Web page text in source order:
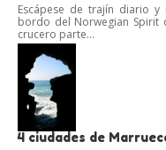
Escápese de trajín diario
bordo del Norwegian Spirit
crucero parte...
4 ciudades de